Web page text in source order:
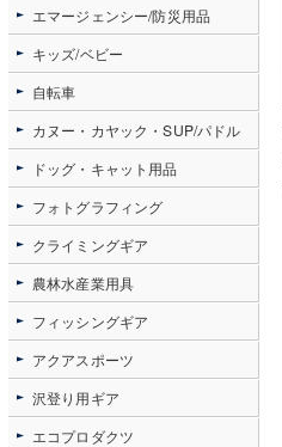
エマージェンシー/防災用品
キッズ/ベビー
自転車
カヌー・カヤック・SUP/パドル
ドッグ・キャット用品
フォトグラフィング
クライミングギア
農林水産業用具
フィッシングギア
アクアスポーツ
沢登り用ギア
エコプロダクツ